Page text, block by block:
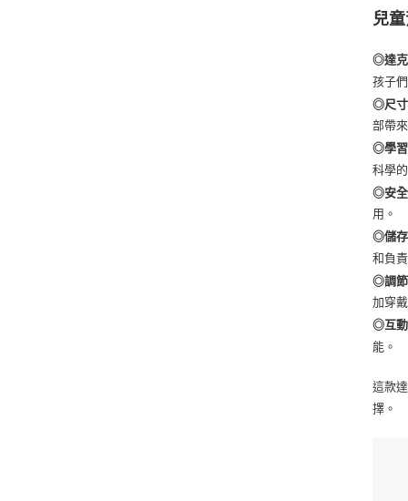
兒
◎達克
孩子
◎尺寸
部帶
◎學習
科學
◎安全
用。
◎儲
和負
◎調節
加穿
◎互
能。
這款
擇。